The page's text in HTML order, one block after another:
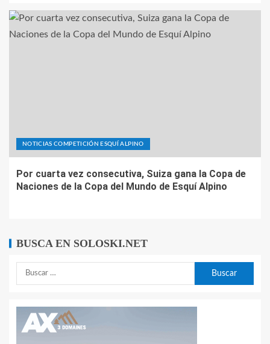
NOTICIAS COMPETICIÓN ESQUÍ ALPINO
Por cuarta vez consecutiva, Suiza gana la Copa de
Naciones de la Copa del Mundo de Esquí Alpino
BUSCA EN SOLOSKI.NET